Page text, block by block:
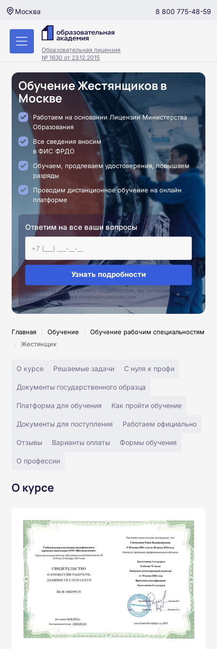
Москва 8 800 775-48-59
Образовательная лицензия
№ 1630 от 23.12.2015
Обучение Жестянщиков в
Москве
Работаем на основании Лицензии Министерства
Образования
Все сведения вносим
в ФИС ФРДО
Обучаем, продлеваем удостоверения, повышаем
разряды
Проводим дистанционное обучение на онлайн
платформе
Ответим на все ваши вопросы
Узнать подробности
Нажимая на кнопку «Узнать подробности», вы соглашаетесь с
условиями политики конфиденциальностии
Главная / Обучение / Обучение рабочим специальностям
/ Жестянщик
О курсе Решаемые задачи С нуля к профи
Документы государственного образца
Платформа для обучения Как пройти обучение
Документы для поступления Работаем официально
Отзывы Варианты оплаты Формы обучения
О профессии
О курсе